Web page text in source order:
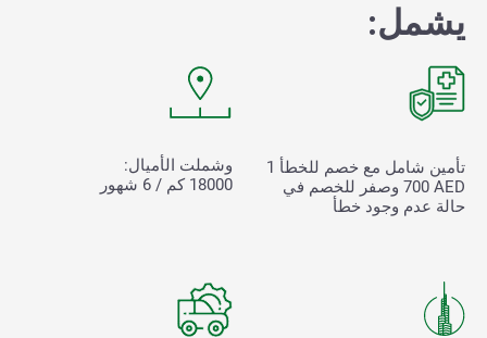
يشمل:
تأمين شامل مع خصم للخطأ 1
700AED وصفر للخصم في
حالة عدم وجود خطأ
وشملت الأميال:
18000 كم / 6 شهور